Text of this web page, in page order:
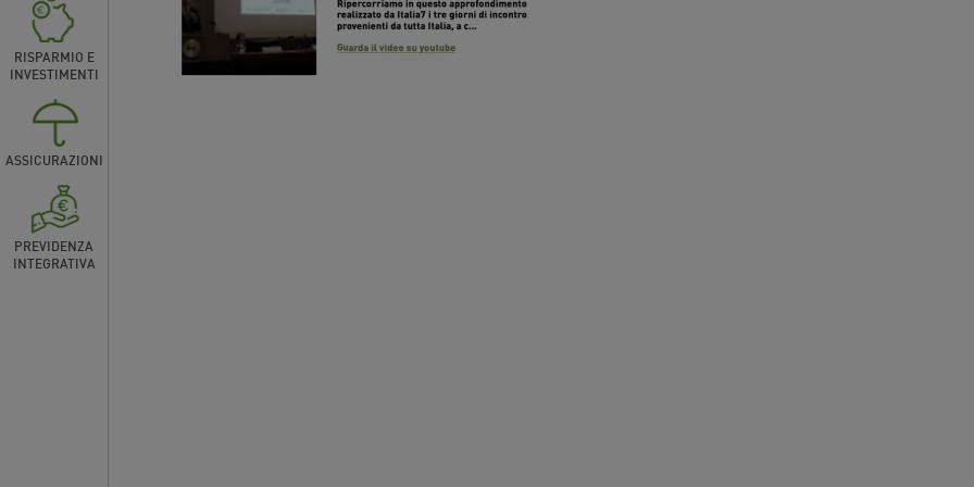
RISPARMIO E
INVESTIMENTI
ASSICURAZIONI
PREVIDENZA
INTEGRATIVA